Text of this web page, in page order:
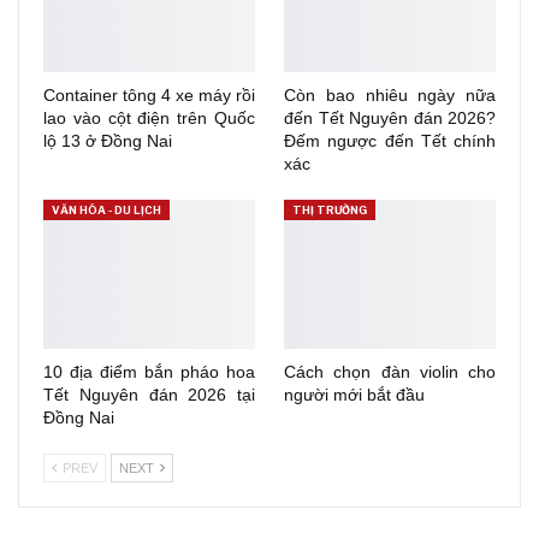
Container tông 4 xe máy rồi
lao vào cột điện trên Quốc
lộ 13 ở Đồng Nai
Còn bao nhiêu ngày nữa
đến Tết Nguyên đán 2026?
Đếm ngược đến Tết chính
xác
VĂN HÓA - DU LỊCH
10 địa điểm bắn pháo hoa
Tết Nguyên đán 2026 tại
Đồng Nai
THỊ TRƯỜNG
Cách chọn đàn violin cho
người mới bắt đầu
PREV NEXT